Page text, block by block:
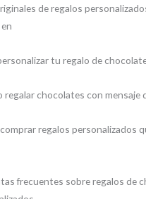
de regalos
tu regalo de
regalar chocolates con mensaje
regalos personalizados
frecuentes sobre regalos de